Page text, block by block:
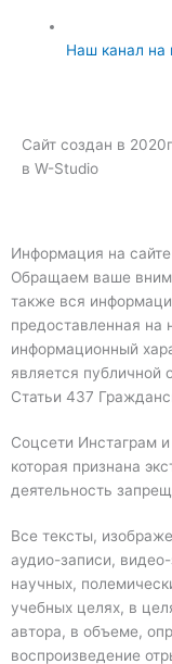
Наш канал на
Сайт создан в
в W-Studio
Информация на
Обращаем ваше
также вся
предоставленная на
информационный
является публичной
Статьи 437
Соцсети Инстаграм
которая признана
деятельность
Все тексты,
аудио-записи,
научных,
учебных целях, в
автора, в объеме,
воспроизведение